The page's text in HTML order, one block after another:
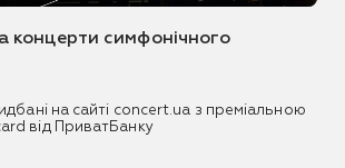
концерти симфонічного
на сайті concert.ua з преміальною
від ПриватБанку